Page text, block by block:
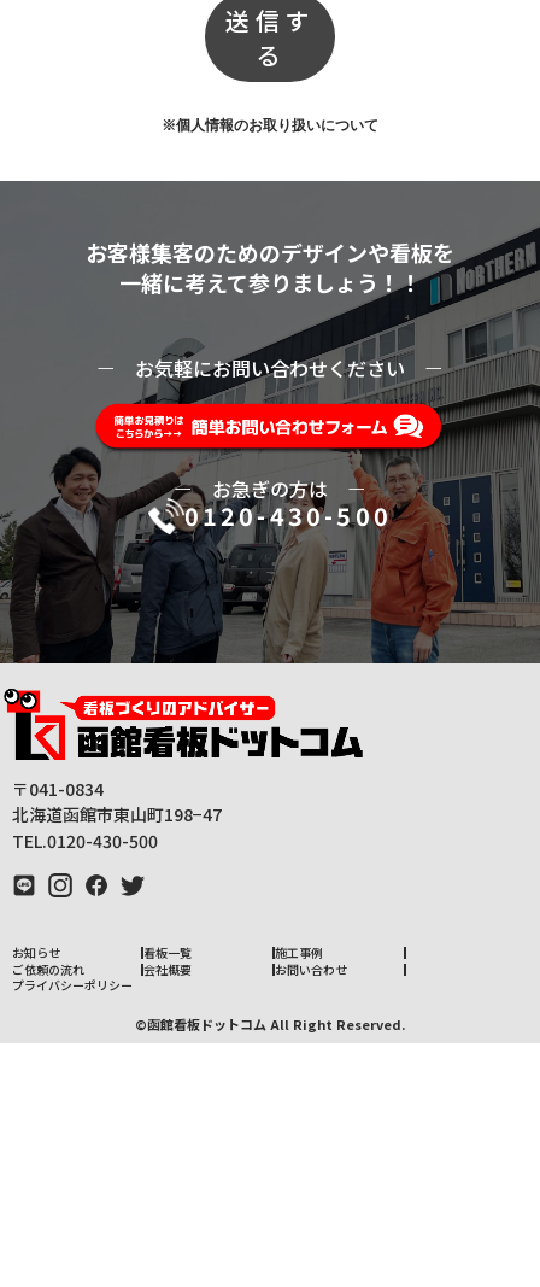
送信す
る
※個人情報のお取り扱いについて
お客様集客のためのデザインや看板を
一緒に考えて参りましょう！！
ー お気軽にお問い合わせください ー
ーお急ぎの方は ー
0120-430-500
〒041-0834
北海道函館市東山町198−47
TEL.0120-430-500
お知らせ 看板一覧
施工事例
ご依頼の流れ
会社概要
お問い合わせ
プライバシーポリシー
©函館看板ドットコム All Right Reserved.